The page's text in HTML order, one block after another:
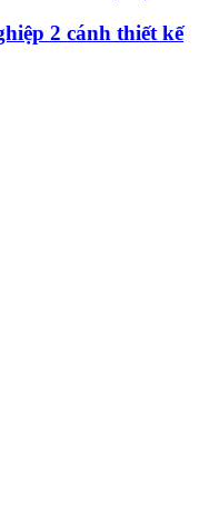
2 cánh thiết kế